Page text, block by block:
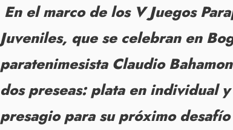
En el marco de los V Juegos
Juveniles, que se celebran en
paratenimesista Claudio
dos preseas: plata en individual
presagio para su próximo